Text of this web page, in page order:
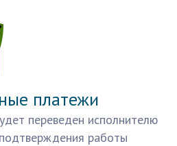
платежи
переведен исполнителю
работы